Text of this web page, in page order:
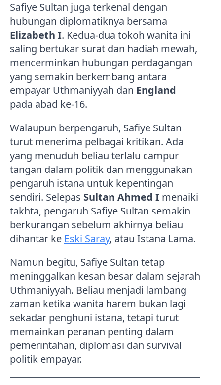
Safiye Sultan juga terkenal dengan
hubungan diplomatiknya bersama
Elizabeth I. Kedua-dua tokoh wanita ini
saling bertukar surat dan hadiah mewah,
mencerminkan hubungan perdagangan
yang semakin berkembang antara
empayar Uthmaniyyah dan England
pada abad ke-16.
Walaupun berpengaruh, Safiye Sultan
turut menerima pelbagai kritikan. Ada
yang menuduh beliau terlalu campur
tangan dalam politik dan menggunakan
pengaruh istana untuk kepentingan
sendiri. Selepas Sultan Ahmed I menaiki
takhta, pengaruh Safiye Sultan semakin
berkurangan sebelum akhirnya beliau
dihantar ke Eski Saray, atau Istana Lama.
Namun begitu, Safiye Sultan tetap
meninggalkan kesan besar dalam sejarah
Uthmaniyyah. Beliau menjadi lambang
zaman ketika wanita harem bukan lagi
sekadar penghuni istana, tetapi turut
memainkan peranan penting dalam
pemerintahan, diplomasi dan survival
politik empayar.